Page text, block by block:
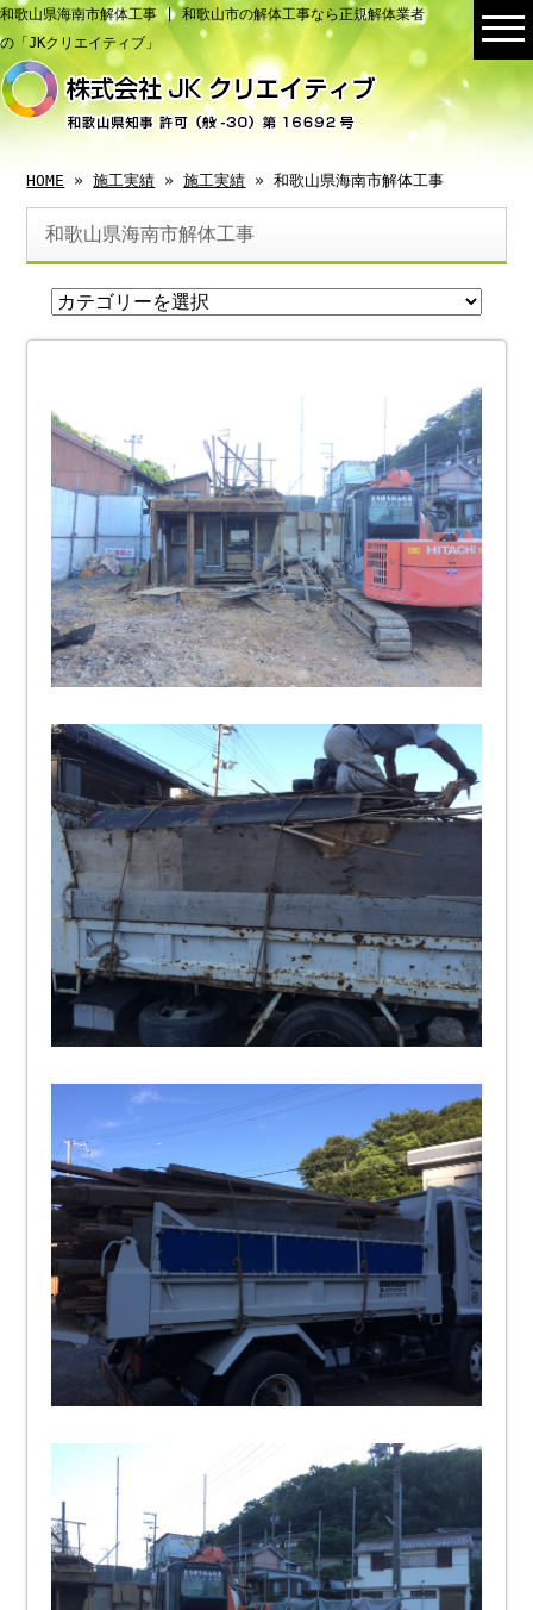
和歌山県海南市解体工事 | 和歌山市の解体工事なら正規解体業者
の「JKクリエイティブ」
HOME »施工実績 »施工実績 » 和歌山県海南市解体工事
和歌山県海南市解体工事